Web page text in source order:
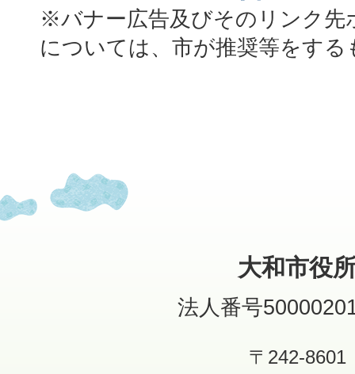
※バナー広告及びそのリンク先
については、市が推奨等をす
大和市役
法人番号
〒242-8601